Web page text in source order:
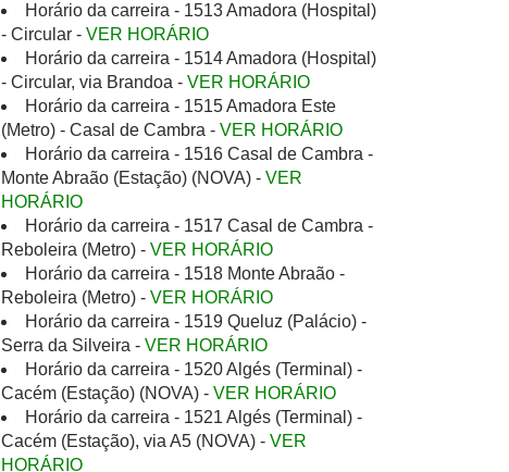
Horário da carreira - 1513 Amadora (Hospital)
- Circular - VER HORÁRIO
Horário da carreira - 1514 Amadora (Hospital)
- Circular, via Brandoa - VER HORÁRIO
Horário da carreira - 1515 Amadora Este
(Metro) - Casal de Cambra - VER HORÁRIO
Horário da carreira - 1516 Casal de Cambra -
Monte Abraão (Estação) (NOVA) - VER
HORÁRIO
Horário da carreira - 1517 Casal de Cambra -
Reboleira (Metro) - VER HORÁRIO
Horário da carreira - 1518 Monte Abraão -
Reboleira (Metro) - VER HORÁRIO
Horário da carreira - 1519 Queluz (Palácio) -
Serra da Silveira - VER HORÁRIO
Horário da carreira - 1520 Algés (Terminal) -
Cacém (Estação) (NOVA) - VER HORÁRIO
Horário da carreira - 1521 Algés (Terminal) -
Cacém (Estação), via A5 (NOVA) - VER
HORÁRIO